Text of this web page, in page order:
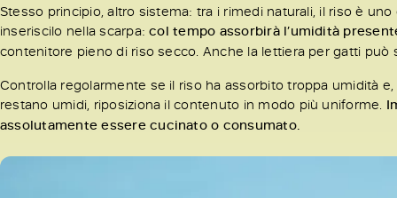
Stesso principio, altro sistema: tra i rimedi naturali, il riso è
inseriscilo nella scarpa:col tempo assorbirà l’umidità
contenitore pieno di riso secco. Anche la lettiera per gatti può
Controlla regolarmente se il riso ha assorbito troppa umidità
restano umidi, riposiziona il contenuto in modo più uniforme.
assolutamente essere cucinato o consumato.